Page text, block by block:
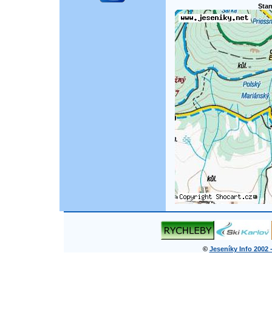
© Jeseníky Info 2002